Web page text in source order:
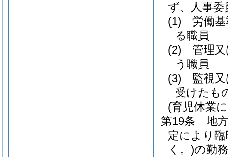
ず、人事
(1)
労働
る職員
(2)
管理
う職員
(3)
監視
受けたも
(育児休業
第19条
地
定により
く。)の勤